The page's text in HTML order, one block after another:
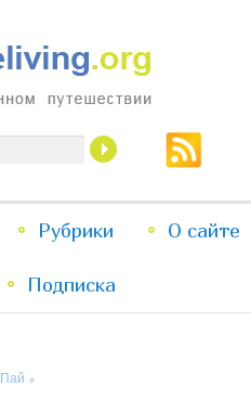
Перейти
к
Перейти
к
Рубрики О сайте
Подписка
Пай »